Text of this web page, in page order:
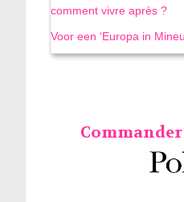
comment vivre après ?
Voor een ‘Europa in